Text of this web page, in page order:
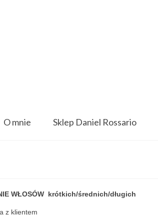
O mnie Sklep Daniel Rossario
WŁOSÓW krótkich/średnich/długich
z klientem